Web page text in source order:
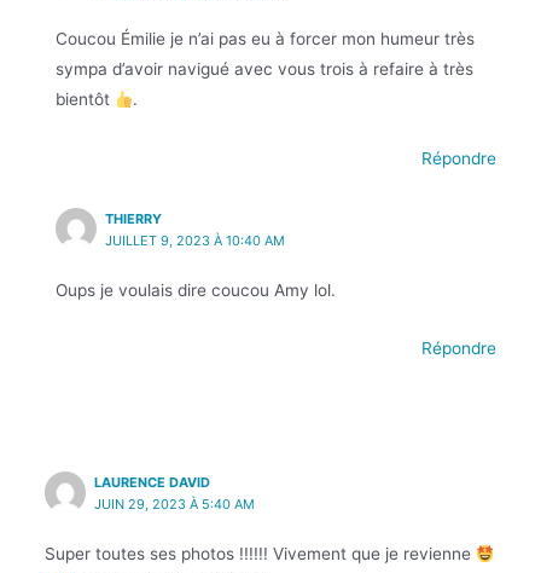
Coucou Émilie je n’ai pas eu à forcer mon humeur très
sympa d’avoir navigué avec vous trois à refaire à très
bientôt
.
Répondre
THIERRY
JUILLET 9, 2023 À 10:40 AM
Oups je voulais dire coucou Amy lol.
Répondre
LAURENCE DAVID
JUIN 29, 2023 À 5:40 AM
Super toutes ses photos !!!!!! Vivement que je revienne